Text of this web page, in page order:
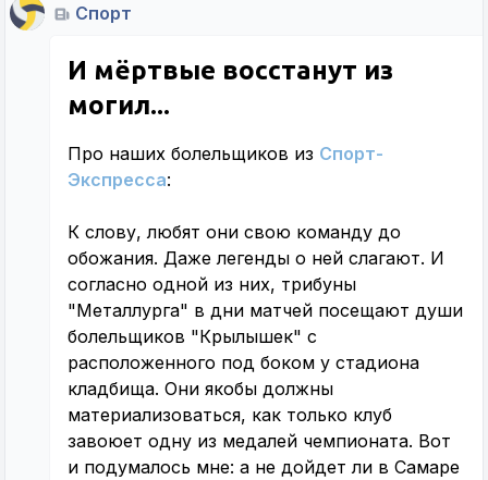
Спорт
И мёртвые восстанут из
могил...
Про наших болельщиков из Спорт-
Экспресса:
К слову, любят они свою команду до
обожания. Даже легенды о ней слагают. И
согласно одной из них, трибуны
"Металлурга" в дни матчей посещают души
болельщиков "Крылышек" с
расположенного под боком у стадиона
кладбища. Они якобы должны
материализоваться, как только клуб
завоюет одну из медалей чемпионата. Вот
и подумалось мне: а не дойдет ли в Самаре